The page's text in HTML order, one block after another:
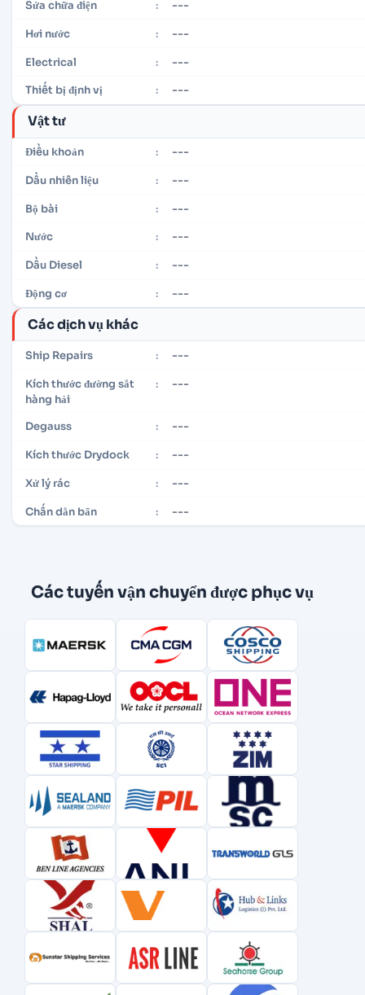
Sửa chữa điện : ---
Hơi nước : ---
Electrical : ---
Thiết bị định vị : ---
Vật tư
Điều khoản : ---
Dầu nhiên liệu : ---
Bộ bài : ---
Nước : ---
Dầu Diesel : ---
Động cơ : ---
Các dịch vụ khác
Ship Repairs : ---
Kích thước đường sắt
hàng hải
: ---
Degauss : ---
Kích thước Drydock : ---
Xử lý rác : ---
Chấn dằn bẩn : ---
Các tuyến vận chuyển được phục vụ